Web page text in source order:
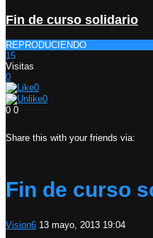
Fin de curso solidario
REPRODUCIENDO
15
Visitas
0
0
0
0 0
Share this with your friends via:
Fin de curso
Vision6 13 mayo, 2013 19:04